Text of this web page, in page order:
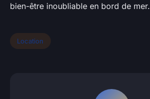
bien-être inoubliable en bord de mer.
Location